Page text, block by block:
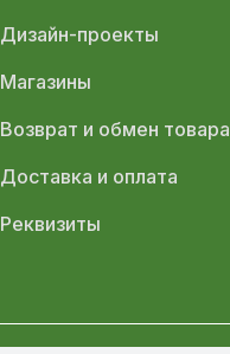
Дизайн-проекты
Магазины
Возврат и обмен товара
Доставка и оплата
Реквизиты